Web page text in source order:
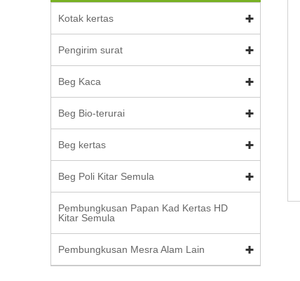
Kotak kertas
Pengirim surat
Beg Kaca
Beg Bio-terurai
Beg kertas
Beg Poli Kitar Semula
Pembungkusan Papan Kad Kertas HD
Kitar Semula
Pembungkusan Mesra Alam Lain